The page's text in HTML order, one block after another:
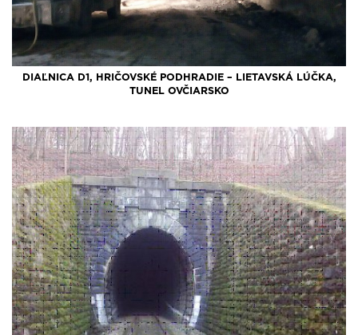
DIAĽNICA D1, HRIČOVSKÉ PODHRADIE – LIETAVSKÁ LÚČKA,
TUNEL OVČIARSKO